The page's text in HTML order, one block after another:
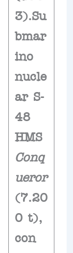
3).Su
bmar
ino
nucle
ar S-
48
HMS
Conq
ueror
(7.20
0 t),
con